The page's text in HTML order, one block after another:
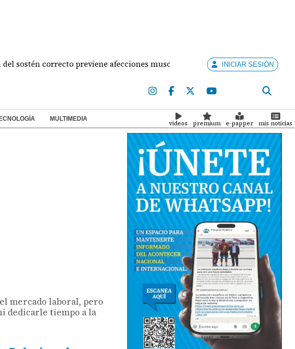
correcto previene afecciones musculares en la mujer? INICIAR SESIÓN
MULTIMEDIA
videos premium e-papper mis noticias
mercado laboral, pero
dedicarle tiempo a la